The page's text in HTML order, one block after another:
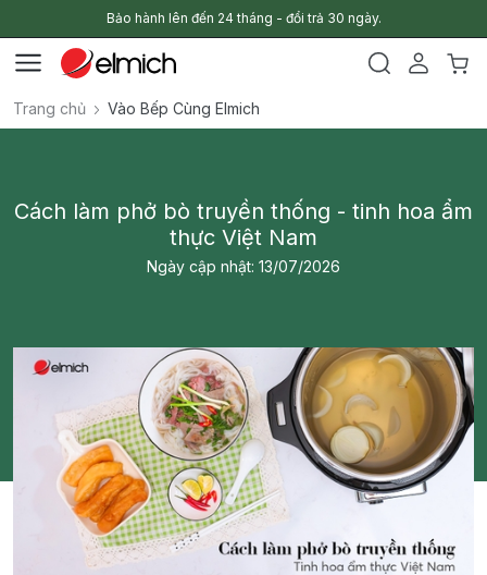
Bảo hành lên đến 24 tháng - đổi trả 30 ngày.
Trang chủ Vào Bếp Cùng Elmich
Cách làm phở bò truyền thống - tinh hoa ẩm
thực Việt Nam
Ngày cập nhật: 13/07/2026